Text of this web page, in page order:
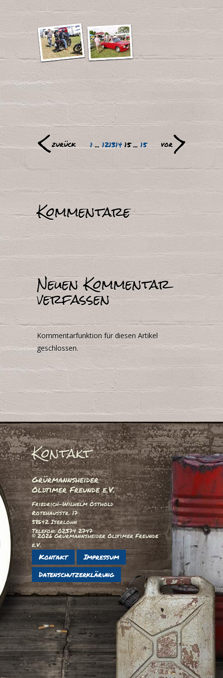
<zurück 1 ... 121314 15 ... 15 vor>
Kommentare
Neuen Kommentar
verfassen
Kommentarfunktion für diesen Artikel
geschlossen.
Kontakt
Grürmannsheider
Oldtimer Freunde e.V.
Friedrich-Wilhelm Osthold
Rotehausstr. 17
58642 Iserlohn
Telefon: 02374 2747
© 2026 Grürmannsheider Oldtimer Freunde
e.V.
Kontakt
Impressum
Datenschutzerklärung